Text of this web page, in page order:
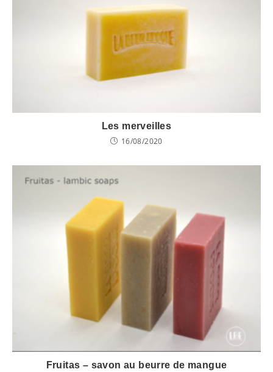
Les merveilles
16/08/2020
Fruitas – savon au beurre de mangue